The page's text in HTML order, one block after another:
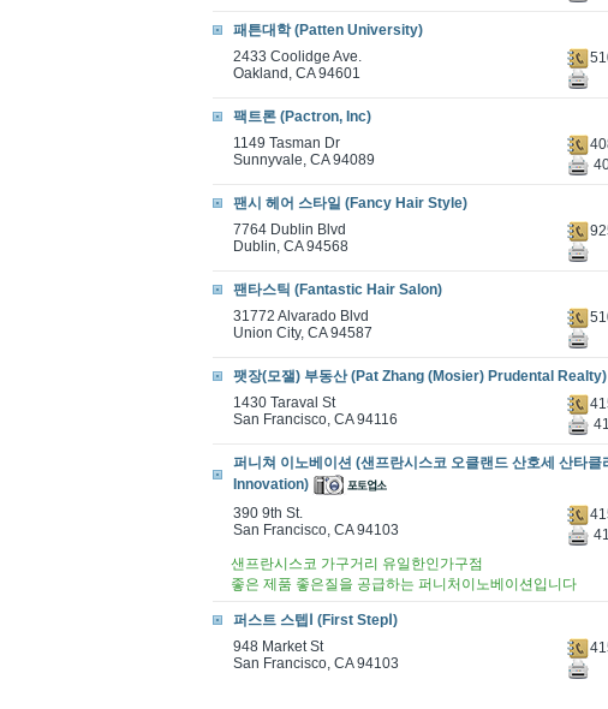
패튼대학 (Patten University)
2433 Coolidge Ave.
Oakland, CA 94601
팩트론 (Pactron, Inc)
1149 Tasman Dr
Sunnyvale, CA 94089
팬시 헤어 스타일 (Fancy Hair Style)
7764 Dublin Blvd
Dublin, CA 94568
팬타스틱 (Fantastic Hair Salon)
31772 Alvarado Blvd
Union City, CA 94587
팻장(모잴) 부동산 (Pat Zhang (Mosier) Prudental Realty)
1430 Taraval St
San Francisco, CA 94116
퍼니쳐 이노베이션 (샌프란시스코 오클랜드 산호세 산타
Innovation)
390 9th St.
San Francisco, CA 94103
샌프란시스코 가구거리 유일한인가구점
좋은 제품 좋은질을 공급하는 퍼니처이노베이션입니다
퍼스트 스텝Ⅰ (First StepⅠ)
948 Market St
San Francisco, CA 94103